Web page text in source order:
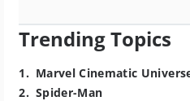
Trending Topics
1. Marvel Cinematic
2. Spider-Man